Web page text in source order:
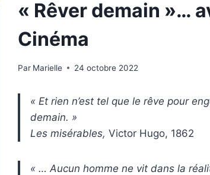
« Rêver demain »…
Cinéma
Par Marielle 24 octobre 2022
« Et rien n’est tel que le rêve pour
demain. »
Les misérables, Victor Hugo, 1862
« … Aucun homme ne vit dans la